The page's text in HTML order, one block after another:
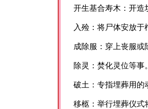
开生基合寿木：开造
入殓：将尸体安放于
成除服：穿上丧服或
除灵：焚化灵位等事
破土：专指埋葬用的
移柩：举行埋葬仪式